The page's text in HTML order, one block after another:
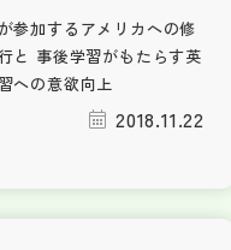
参加するアメリカへの修
と 事後学習がもたらす英
への意欲向上
2018.11.22